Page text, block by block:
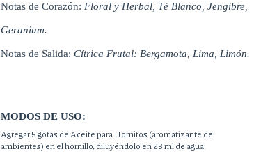
Notas de Corazón: Floral y Herbal, Té Blanco, Jengibre,
Geranium.
Notas de Salida: Cítrica Frutal: Bergamota, Lima, Limón.
MODOS DE USO:
Agregar 5 gotas de Aceite para Hornitos (aromatizante de
ambientes) en el hornillo, diluyéndolo en 25 ml de agua.